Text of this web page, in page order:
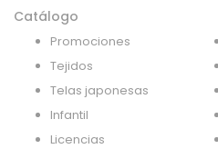
Catálogo
Promociones
Tejidos
Telas japonesas
Infantil
Licencias